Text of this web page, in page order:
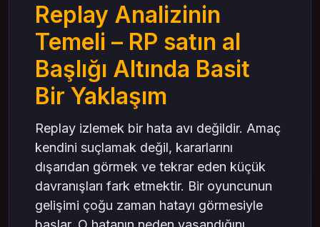
Replay Analizinin
Temeli – RP satın al
Başlığı Altında Basit
Bir Yaklaşım
Replay izlemek bir hata avı değildir. Amaç
kendini suçlamak değil, kararlarını
dışarıdan görmek ve tekrar eden küçük
davranışları fark etmektir. Bir oyuncunun
gelişimi çoğu zaman hatayı görmesiyle